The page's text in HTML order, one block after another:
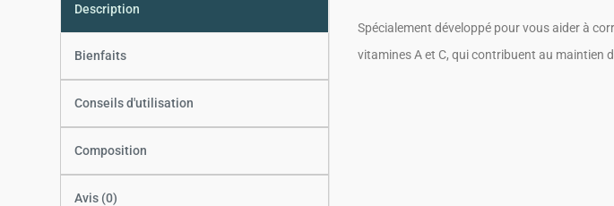
Composition
Conseils d'utilisation
Bienfaits
Description
Avis (0)
Spécialement développé pour vous aider à
vitamines A et C, qui contribuent au maintien